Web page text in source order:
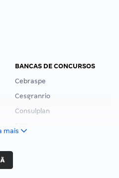
BANCAS DE CONCURSOS
Cebraspe
Cesgranrio
Consulplan
mais